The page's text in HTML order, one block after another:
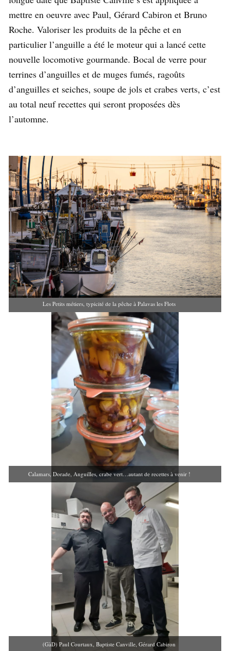
mettre en oeuvre avec Paul, Gérard Cabiron et Bruno
Roche. Valoriser les produits de la pêche et en
particulier l’anguille a été le moteur qui a lancé cette
nouvelle locomotive gourmande. Bocal de verre pour
terrines d’anguilles et de muges fumés, ragoûts
d’anguilles et seiches, soupe de jols et crabes verts, c’est
au total neuf recettes qui seront proposées dès
l’automne.
Les Petits métiers, typicité de la pêche à Palavas les Flots
Calamars, Dorade, Anguilles, crabe vert…autant de recettes à venir !
(GàD) Paul Courtaux, Baptiste Canville, Gérard Cabiron